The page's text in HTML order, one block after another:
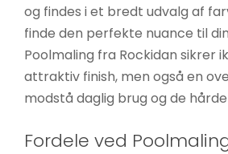
og findes i et bredt udvalg af
finde den perfekte nuance til
Poolmaling fra Rockidan sikrer
attraktiv finish, men også en
modstå daglig brug og de
Fordele ved